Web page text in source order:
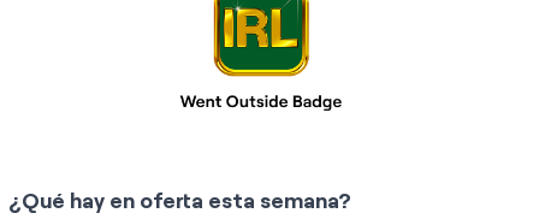
¿Qué hay en oferta esta semana?